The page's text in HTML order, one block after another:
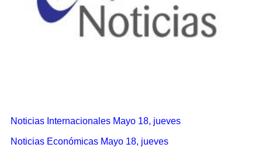
Noticias Internacionales Mayo 18, jueves
Noticias Económicas Mayo 18, jueves